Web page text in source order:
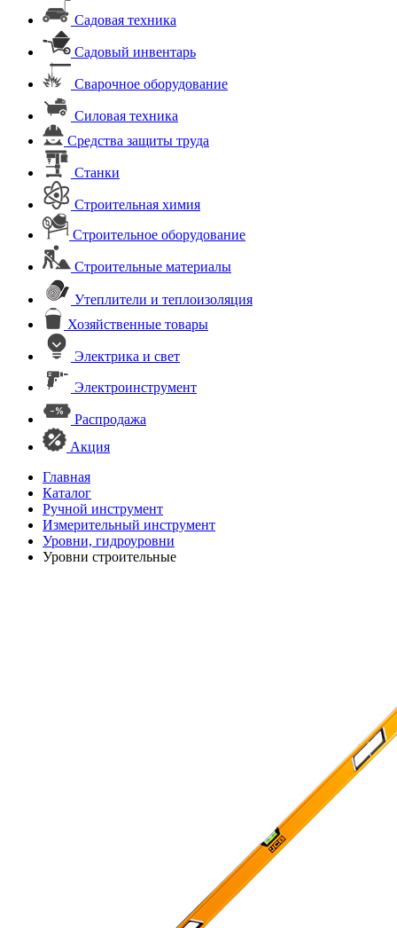
Садовая техника
Садовый инвентарь
Сварочное оборудование
Силовая техника
Средства защиты труда
Станки
Строительная химия
Строительное оборудование
Строительные материалы
Утеплители и теплоизоляция
Хозяйственные товары
Электрика и свет
Электроинструмент
Распродажа
Акция
Главная
Каталог
Ручной инструмент
Измерительный инструмент
Уровни, гидроуровни
Уровни строительные